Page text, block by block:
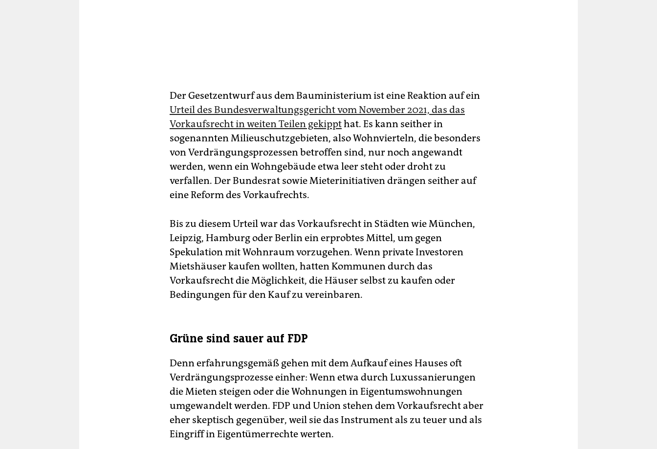
Der Gesetzentwurf aus dem Bauministerium ist eine Reaktion auf ein
Urteil des Bundesverwaltungsgericht vom November 2021, das das
Vorkaufsrecht in weiten Teilen gekippthat. Es kann seither in
sogenannten Milieuschutzgebieten, also Wohnvierteln, die besonders
von Verdrängungsprozessen betroffen sind, nur noch angewandt
werden, wenn ein Wohngebäude etwa leer steht oder droht zu
verfallen. Der Bundesrat sowie Mieterinitiativen drängen seither auf
eine Reform des Vorkaufrechts.
Bis zu diesem Urteil war das Vorkaufsrecht in Städten wie München,
Leipzig, Hamburg oder Berlin ein erprobtes Mittel, um gegen
Spekulation mit Wohnraum vorzugehen. Wenn private Investoren
Mietshäuser kaufen wollten, hatten Kommunen durch das
Vorkaufsrecht die Möglichkeit, die Häuser selbst zu kaufen oder
Bedingungen für den Kauf zu vereinbaren.
Grüne sind sauer auf FDP
Denn erfahrungsgemäß gehen mit dem Aufkauf eines Hauses oft
Verdrängungsprozesse einher: Wenn etwa durch Luxussanierungen
die Mieten steigen oder die Wohnungen in Eigentumswohnungen
umgewandelt werden. FDP und Union stehen dem Vorkaufsrecht aber
eher skeptisch gegenüber, weil sie das Instrument als zu teuer und als
Eingriff in Eigentümerrechte werten.